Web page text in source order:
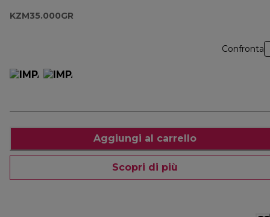
KZM35.000GR
KZM35.000GR
Confronta
Aggiungi al carrello
Scopri di più